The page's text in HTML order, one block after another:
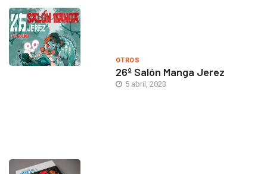
OTROS
26º Salón Manga Jerez
5 abril, 2023